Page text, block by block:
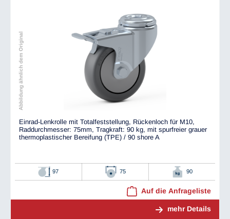
Abbildung ähnlich dem Original
Einrad-Lenkrolle mit Totalfeststellung, Rückenloch für M10,
Raddurchmesser: 75mm, Tragkraft: 90 kg, mit spurfreier grauer
thermoplastischer Bereifung (TPE) / 90 shore A
97 75 90
Auf die Anfrageliste
mehr Details